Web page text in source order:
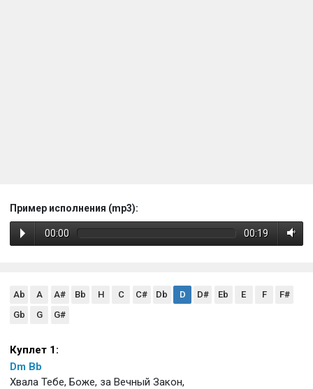
Пример исполнения (mp3):
00:00 00:19
Ab A A# Bb H C C# Db D D# Eb E F
F#
Gb
G G#
Куплет 1:
Dm Bb
Хвала Тебе, Боже, за Вечный Закон,